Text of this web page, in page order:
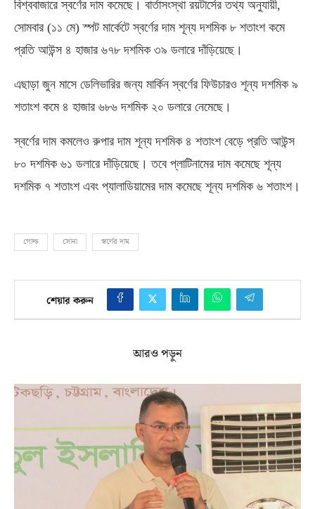
বিশ্ববাজারে স্বর্ণের দাম কমেছে। বার্তাসংস্থা রয়টার্সের তথ্য অনুযায়ী,
সোমবার (১১ মে)স্পট মার্কেটে স্বর্ণের দাম শূন্য দশমিক ৮ শতাংশ কমে
প্রতি আউন্স ৪ হাজার ৬৭৮ দশমিক ৩৯ ডলারে দাঁড়িয়েছে।
এছাড়া জুন মাসে ডেলিভারির জন্য মার্কিন স্বর্ণের ফিউচারও শূন্য দশমিক ৯
শতাংশ কমে ৪ হাজার ৬৮৬ দশমিক ২০ ডলারে নেমেছে।
স্বর্ণের দাম কমলেও রুপার দাম শূন্য দশমিক ৪ শতাংশ বেড়ে প্রতি আউন্স
৮০ দশমিক ৬১ ডলারে দাঁড়িয়েছে। তবে প্লাটিনামের দাম কমেছে শূন্য
দশমিক ৭ শতাংশ এবং প্যালাডিয়ামের দাম কমেছে শূন্য দশমিক ৬ শতাংশ।
গোল্ড সোনা স্বর্ণের দাম
শেয়ার করুন
আরও পড়ুন